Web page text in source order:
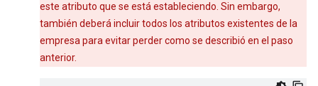
este atributo que se está estableciendo. Sin embargo,
también deberá incluir todos los atributos existentes de la
empresa para evitar perder como se describió en el paso
anterior.